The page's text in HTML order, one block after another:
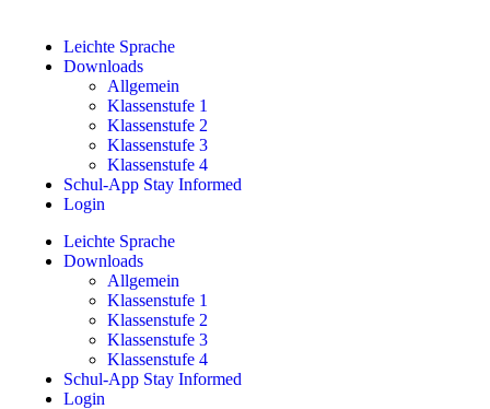
Leichte Sprache
Downloads
Allgemein
Klassenstufe 1
Klassenstufe 2
Klassenstufe 3
Klassenstufe 4
Schul-App Stay Informed
Login
Leichte Sprache
Downloads
Allgemein
Klassenstufe 1
Klassenstufe 2
Klassenstufe 3
Klassenstufe 4
Schul-App Stay Informed
Login